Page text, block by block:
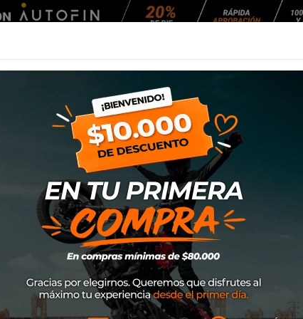
EQUIPAMIENTO NEUMÁTICOS
Mica Antiparra
SKU17-0987
$26.900
Dale vida a tus antiparras
rayos UV, anti-rayones y